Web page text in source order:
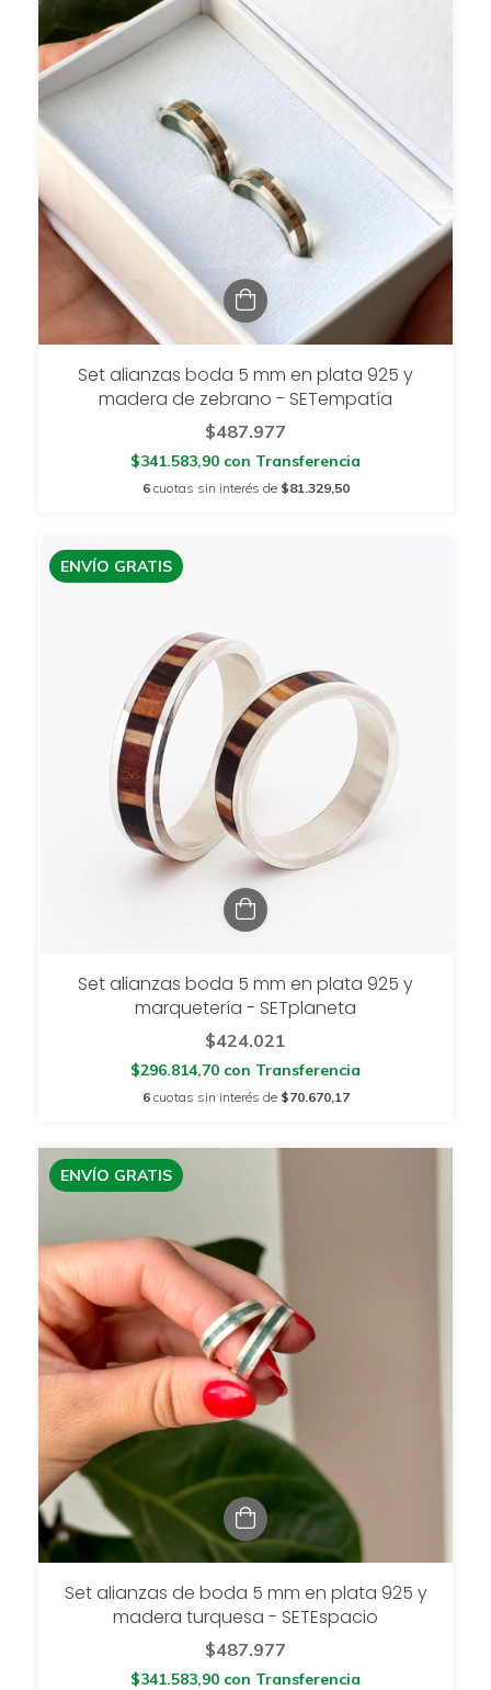
Set alianzas boda 5 mm en plata 925 y
madera de zebrano - SETempatía
$487.977
$341.583,90 con Transferencia
6 cuotas sin interés de $81.329,50
ENVÍO GRATIS
Set alianzas boda 5 mm en plata 925 y
marquetería - SETplaneta
$424.021
$296.814,70 con Transferencia
6 cuotas sin interés de $70.670,17
ENVÍO GRATIS
Set alianzas de boda 5 mm en plata 925 y
madera turquesa - SETEspacio
$487.977
$341.583,90 con Transferencia